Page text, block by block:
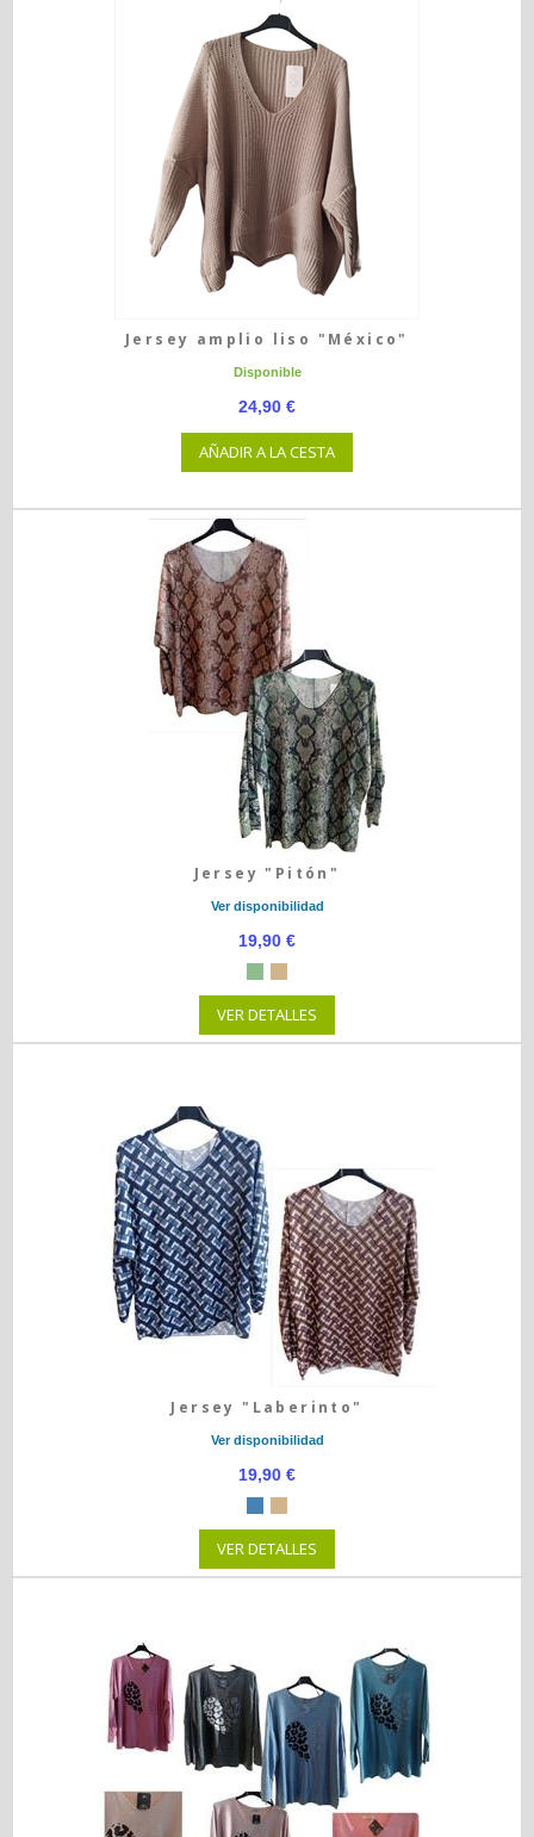
Jersey amplio liso "México"
Disponible
24,90 €
AÑADIR A LA CESTA
Jersey "Pitón"
Ver disponibilidad
19,90 €
VER DETALLES
Jersey "Laberinto"
Ver disponibilidad
19,90 €
VER DETALLES